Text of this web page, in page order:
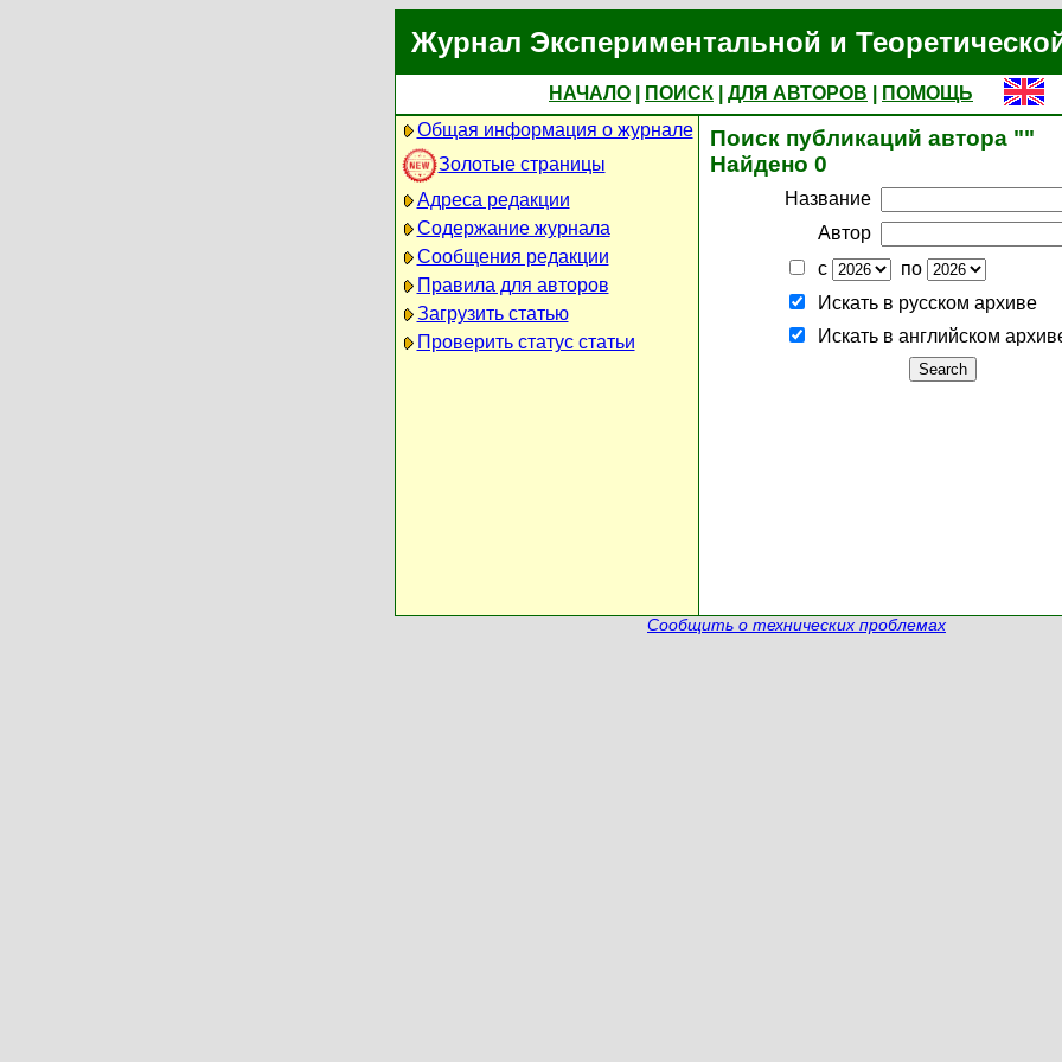
Журнал Экспериментальной и
НАЧАЛО ПОИСК ДЛЯ АВТОРОВ
ПОМОЩЬ
Общая информация о журнале
Золотые страницы
Адреса редакции
Содержание журнала
Сообщения редакции
Правила для авторов
Загрузить статью
Проверить статус статьи
Поиск публикаций автора ""
Найдено 0
Название
Автор
с
по
Искать в русском архиве
Искать в английском
Сообщить о технических проблемах